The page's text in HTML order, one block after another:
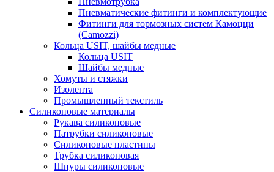
Пневматические фитинги и комплектующие
Фитинги для тормозных систем Камоцци
(Camozzi)
Кольца USIT, шайбы медные
Кольца USIT
Шайбы медные
Хомуты и стяжки
Изолента
Промышленный текстиль
Силиконовые материалы
Рукава силиконовые
Патрубки силиконовые
Силиконовые пластины
Трубка силиконовая
Шнуры силиконовые